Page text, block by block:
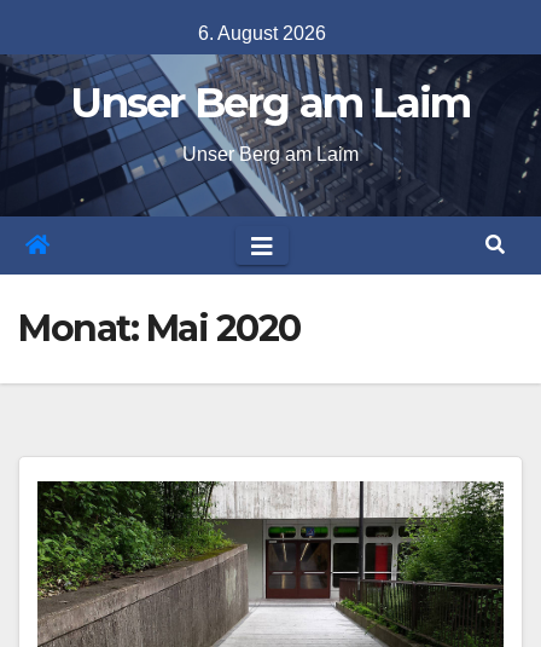
to
content
6. August 2026
Unser Berg am Laim
Unser Berg am Laim
Monat: Mai 2020